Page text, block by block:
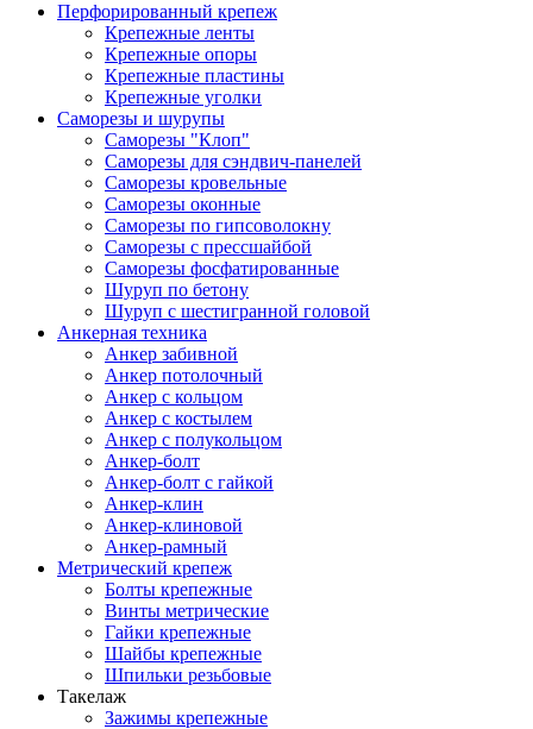
Перфорированный крепеж
Крепежные ленты
Крепежные опоры
Крепежные пластины
Крепежные уголки
Саморезы и шурупы
Саморезы "Клоп"
Саморезы для сэндвич-панелей
Саморезы кровельные
Саморезы оконные
Саморезы по гипсоволокну
Саморезы с прессшайбой
Саморезы фосфатированные
Шуруп по бетону
Шуруп с шестигранной головой
Анкерная техника
Анкер забивной
Анкер потолочный
Анкер с кольцом
Анкер с костылем
Анкер с полукольцом
Анкер-болт
Анкер-болт с гайкой
Анкер-клин
Анкер-клиновой
Анкер-рамный
Метрический крепеж
Болты крепежные
Винты метрические
Гайки крепежные
Шайбы крепежные
Шпильки резьбовые
Такелаж
Зажимы крепежные